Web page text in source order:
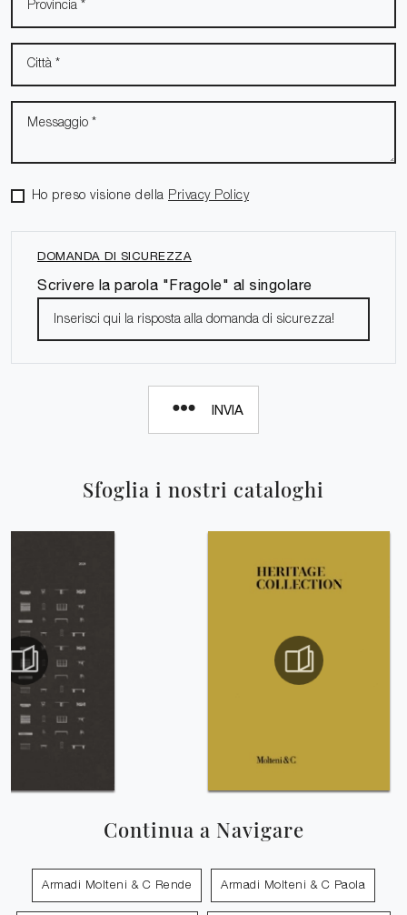
Sfoglia i nostri cataloghi
Continua a Navigare
Armadi Molteni & C Rende Armadi Molteni & C Paola
Ho preso visione della Privacy Policy
DOMANDA DI SICUREZZA
Scrivere la parola "Fragole" al singolare
INVIA